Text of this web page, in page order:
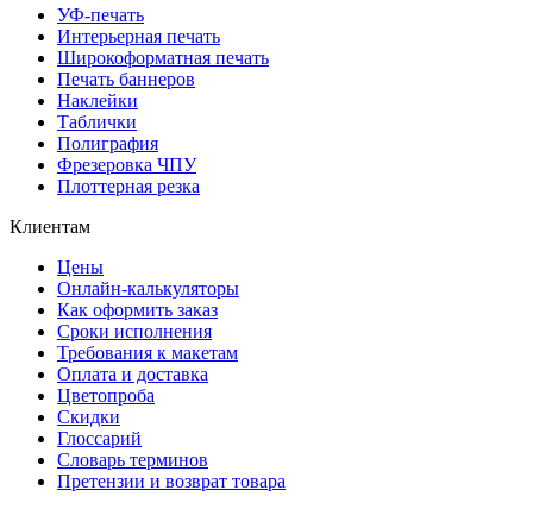
УФ-печать
Интерьерная печать
Широкоформатная печать
Печать баннеров
Наклейки
Таблички
Полиграфия
Фрезеровка ЧПУ
Плоттерная резка
Клиентам
Цены
Онлайн-калькуляторы
Как оформить заказ
Сроки исполнения
Требования к макетам
Оплата и доставка
Цветопроба
Скидки
Глоссарий
Словарь терминов
Претензии и возврат товара